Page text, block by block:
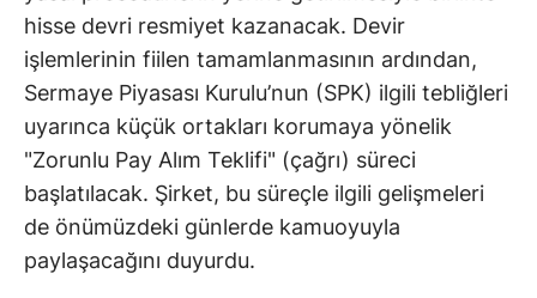
hisse devri resmiyet kazanacak. Devir
işlemlerinin fiilen tamamlanmasının ardından,
Sermaye Piyasası Kurulu’nun (SPK) ilgili tebliğleri
uyarınca küçük ortakları korumaya yönelik
"Zorunlu Pay Alım Teklifi" (çağrı) süreci
başlatılacak. Şirket, bu süreçle ilgili gelişmeleri
de önümüzdeki günlerde kamuoyuyla
paylaşacağını duyurdu.